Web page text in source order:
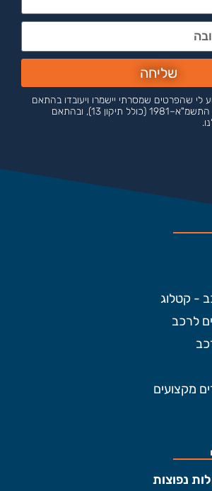
לי שהפרטים שמסרתי יישמרו ויעובדו בהתאם
לחוק הגנת הפרטיות, התשמ"א–1981 (כולל תיקון 13), ובהתאם
שליחה
- קטלוג
לרכב
מקצועים
נפוצות